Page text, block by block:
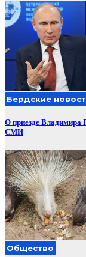
Бердские
О приезде Владимира
СМИ
Общество